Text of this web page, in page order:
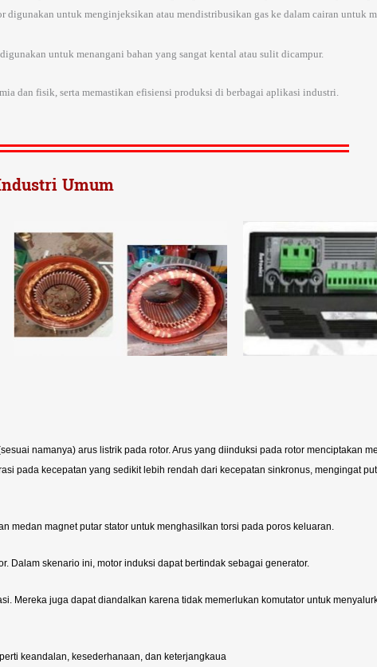
digunakan untuk menginjeksikan atau mendistribusikan gas ke dalam cairan untuk
untuk menangani bahan yang sangat kental atau sulit dicampur.
dan fisik, serta memastikan efisiensi produksi di berbagai aplikasi industri.
Umum
namanya) arus listrik pada rotor. Arus yang diinduksi pada rotor menciptakan
pada kecepatan yang sedikit lebih rendah dari kecepatan sinkronus, mengingat
magnet putar stator untuk menghasilkan torsi pada poros keluaran.
Dalam skenario ini, motor induksi dapat bertindak sebagai generator.
Mereka juga dapat diandalkan karena tidak memerlukan komutator untuk
keandalan, kesederhanaan, dan keterjangkaua